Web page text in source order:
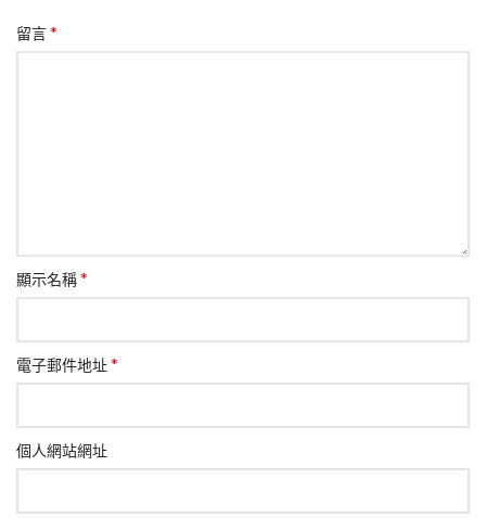
留言*
顯示名稱*
電子郵件地址*
個人網站網址